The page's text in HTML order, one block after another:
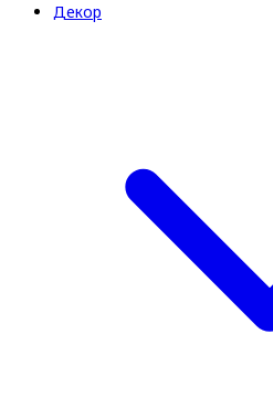
Декор